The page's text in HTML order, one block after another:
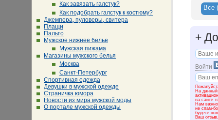
Как завязать галстук?
Как подобрать галстук к костюму?
Джемпера, пуловеры, свитера
Плащи
Пальто
Мужское нижнее белье
Мужская пижама
Магазины мужского белья
Москва
Санкт-Петербург
Спортивная одежда
Девушки в мужской одежде
Страничка юмора
Новости из мира мужской моды
О портале мужской одежды
Все
+
Войти
На данный
на сайте
Нам важно
не спам-
будете
Ваш отзыв.